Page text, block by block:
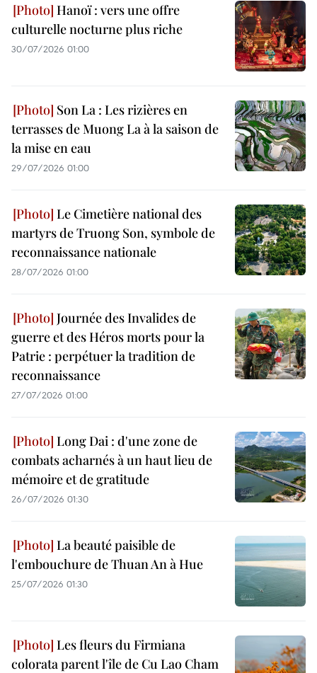
Hanoï : vers une offre
culturelle nocturne plus riche
30/07/2026 01:00
Son La : Les rizières en
terrasses de Muong La à la saison de
la mise en eau
29/07/2026 01:00
Le Cimetière national des
martyrs de Truong Son, symbole de
reconnaissance nationale
28/07/2026 01:00
Journée des Invalides de
guerre et des Héros morts pour la
Patrie : perpétuer la tradition de
reconnaissance
27/07/2026 01:00
Long Dai : d'une zone de
combats acharnés à un haut lieu de
mémoire et de gratitude
26/07/2026 01:30
La beauté paisible de
l'embouchure de Thuan An à Hue
25/07/2026 01:30
Les fleurs du Firmiana
colorata parent l'île de Cu Lao Cham